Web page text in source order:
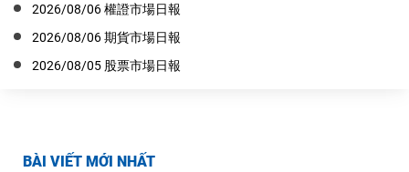
BÀI VIẾT MỚI NHẤT
2026/08/06 權證市場日報
2026/08/06 期貨市場日報
2026/08/05 股票市場日報